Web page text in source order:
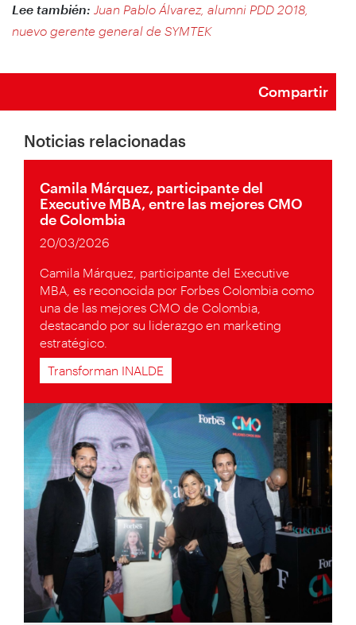
Lee también: Juan Pablo Álvarez, alumni PDD 2018,
nuevo gerente general de SYMTEK
Compartir
Noticias relacionadas
Camila Márquez, participante del
Executive MBA, entre las mejores CMO
de Colombia
20/03/2026
Camila Márquez, participante del Executive
MBA, es reconocida por Forbes Colombia como
una de las mejores CMO de Colombia,
destacando por su liderazgo en marketing
estratégico.
Transforman INALDE